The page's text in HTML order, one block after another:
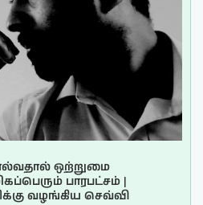
ஒற்றுமை
பாரபட்சம் |
வழங்கிய செவ்வி